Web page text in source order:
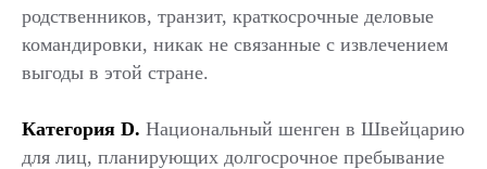
родственников, транзит, краткосрочные деловые
командировки, никак не связанные с извлечением
выгоды в этой стране.
Категория D. Национальный шенген в Швейцарию
для лиц, планирующих долгосрочное пребывание